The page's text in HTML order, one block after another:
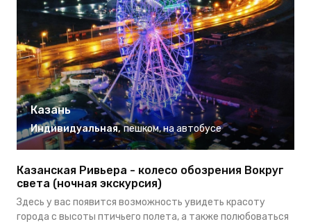
Казань
Индивидуальная, пешком, на автобусе
Казанская Ривьера - колесо обозрения Вокруг
света (ночная экскурсия)
Здесь у вас появится возможность увидеть красоту
города с высоты птичьего полета, а также полюбоваться